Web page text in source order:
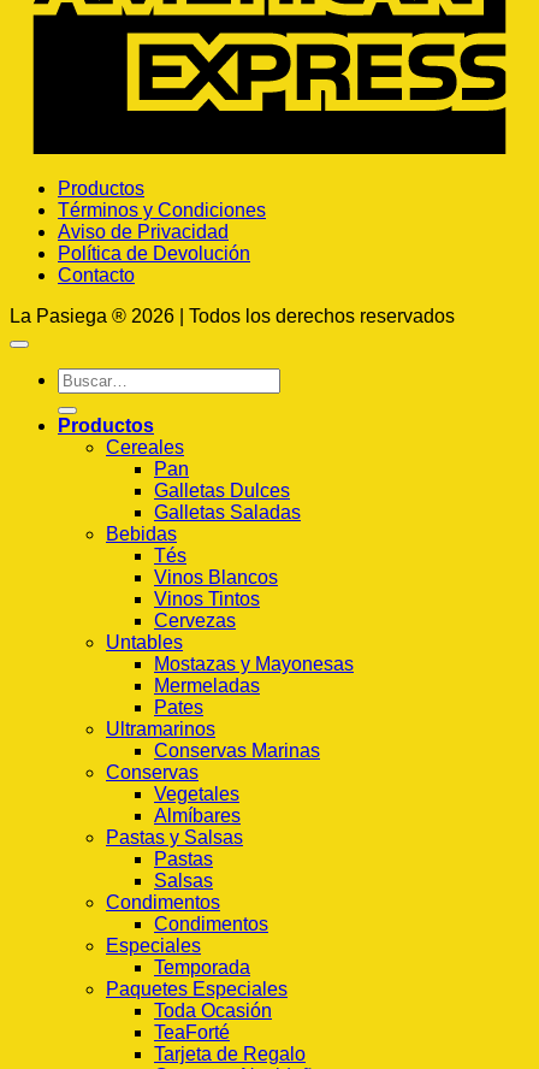
Productos
Términos y Condiciones
Aviso de Privacidad
Política de Devolución
Contacto
La Pasiega ® 2026 | Todos los derechos reservados
Buscar
por:
Productos
Cereales
Pan
Galletas Dulces
Galletas Saladas
Bebidas
Tés
Vinos Blancos
Vinos Tintos
Cervezas
Untables
Mostazas y Mayonesas
Mermeladas
Pates
Ultramarinos
Conservas Marinas
Conservas
Vegetales
Almíbares
Pastas y Salsas
Pastas
Salsas
Condimentos
Condimentos
Especiales
Temporada
Paquetes Especiales
Toda Ocasión
TeaForté
Tarjeta de Regalo